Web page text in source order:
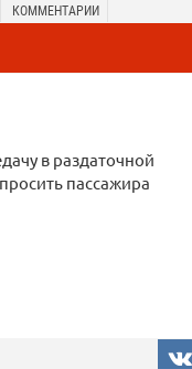
КОММЕНТАРИИ
в раздаточной
пассажира